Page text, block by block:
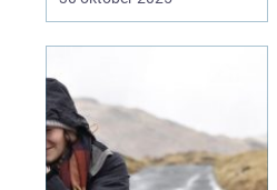
foto till ditt pass eller id-
kort,...